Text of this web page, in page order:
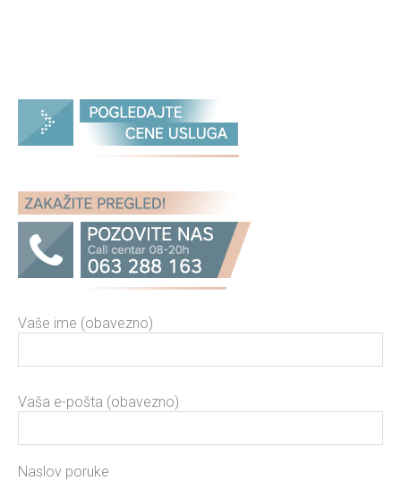
Vaše ime (obavezno)
Please leave this field empty.
Vaša e-pošta (obavezno)
Naslov poruke